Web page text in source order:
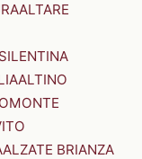
ALTARE
ALTINO
ALZATE BRIANZA